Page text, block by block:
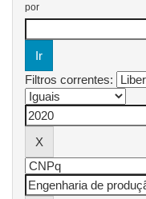
por
Filtros correntes: